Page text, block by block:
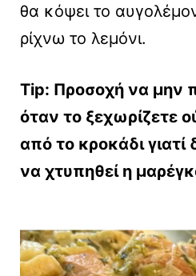
θα κόψει το
ρίχνω το λεμόνι.
Tip: Προσοχή να μην
όταν το ξεχωρίζετε
από το κροκάδι γιατί
να χτυπηθεί η